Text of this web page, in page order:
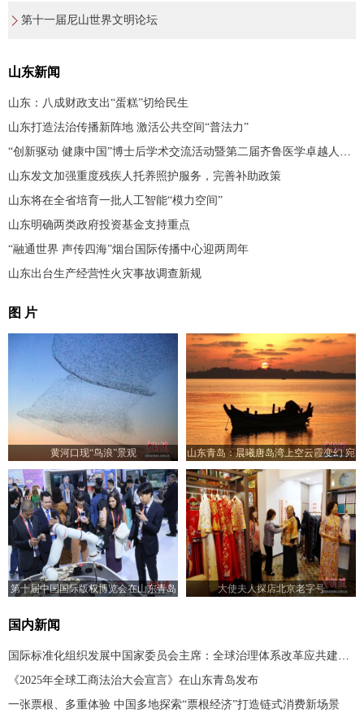
第十一届尼山世界文明论坛
山东新闻
山东：八成财政支出“蛋糕”切给民生
山东打造法治传播新阵地 激活公共空间“普法力”
“创新驱动 健康中国”博士后学术交流活动暨第二届齐鲁医学卓越人才发展大会在济南举办
山东发文加强重度残疾人托养照护服务，完善补助政策
山东将在全省培育一批人工智能“模力空间”
山东明确两类政府投资基金支持重点
“融通世界 声传四海”烟台国际传播中心迎两周年
山东出台生产经营性火灾事故调查新规
图 片
黄河口现“鸟浪”景观
山东青岛：晨曦唐岛湾上空云霞变幻 宛
如油画
第十届中国国际版权博览会在山东青岛
大使夫人探店北京老字号
国内新闻
《2025年全球工商法治大会宣言》在山东青岛发布
一张票根、多重体验 中国多地探索“票根经济”打造链式消费新场景